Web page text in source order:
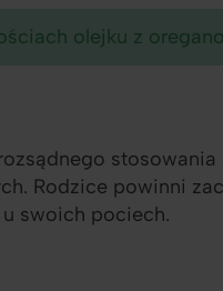
olejku z oregano
stosowania
Rodzice powinni
swoich pociech.